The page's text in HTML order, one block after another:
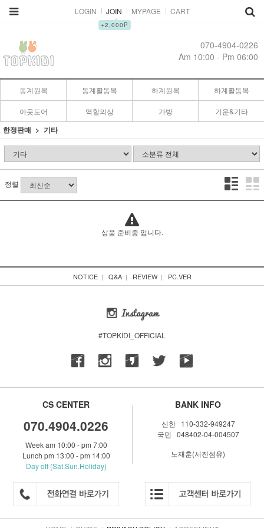
LOGIN JOIN
▲
+2,000P
MYPAGE CART
070-4904-0226
Am 10:00 - Pm 06:00
동계원복 동계활동복 하계원복 하계활동복
아웃도어 역할의상 가방 기운&기타
한정판매 기타
정렬
상품 준비중 입니다.
NOTICE| Q&A| REVIEW| PC.VER
#TOPKIDI_OFFICIAL
CS CENTER
070.4904.0226
Week am 10:00 - pm 7:00
Lunch pm 13:00 - pm 14:00
Day off (Sat.Sun.Holiday)
BANK INFO
신한 110-332-949247
국민 048402-04-004507
노재훈(서진섬유)